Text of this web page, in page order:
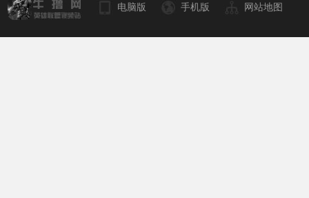
电脑版 手机版 网站地图